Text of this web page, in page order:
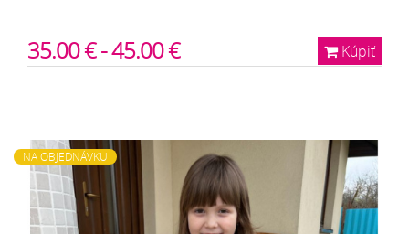
Kúpiť
35.00 € - 45.00 €
NA OBJEDNÁVKU